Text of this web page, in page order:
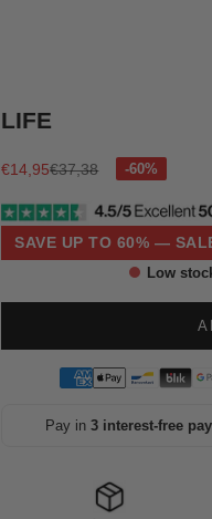
LIFE
Precio de oferta
€14,95Precio normal
€37,38
SAVE UP TO 60% —
Low
Pay in3 interest-free